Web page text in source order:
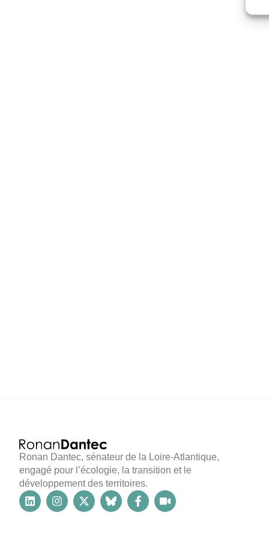
Ronan Dantec, sénateur de la Loire-Atlantique,
engagé pour l’écologie, la transition et le
développement des territoires.